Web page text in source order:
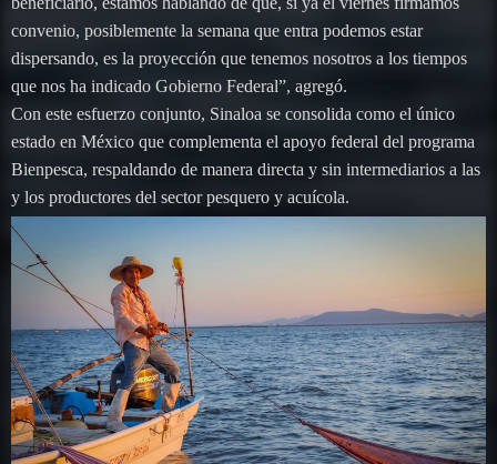
convenio, posiblemente la semana que entra podemos estar
dispersando, es la proyección que tenemos nosotros a los tiempos
que nos ha indicado Gobierno Federal”, agregó.
Con este esfuerzo conjunto, Sinaloa se consolida como el único
estado en México que complementa el apoyo federal del programa
Bienpesca, respaldando de manera directa y sin intermediarios a las
y los productores del sector pesquero y acuícola.